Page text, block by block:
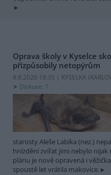
Oprava školy v Kyselce
přizpůsobily netopýrům
8.8.2026 18:35 | KYSELKA
Diskuse: 1
starosty Aleše Labíka (nez.)
hnízdění zvířat jimi nebylo
plánu je nově opravená i
spoustě let vrátila makovice.